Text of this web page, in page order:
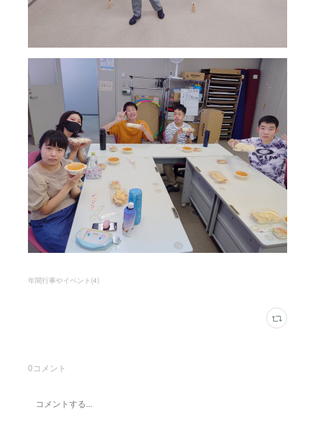
年間行事やイベント (4)
0コメント